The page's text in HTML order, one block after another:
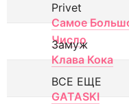
Privet
Самое
Число
Замуж
Клава Кока
ВСЕ ЕЩЕ
GATASKI